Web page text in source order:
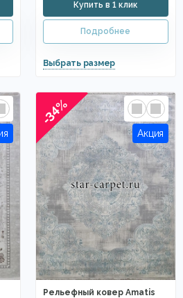
-34%
Рельефный ковер Amatis